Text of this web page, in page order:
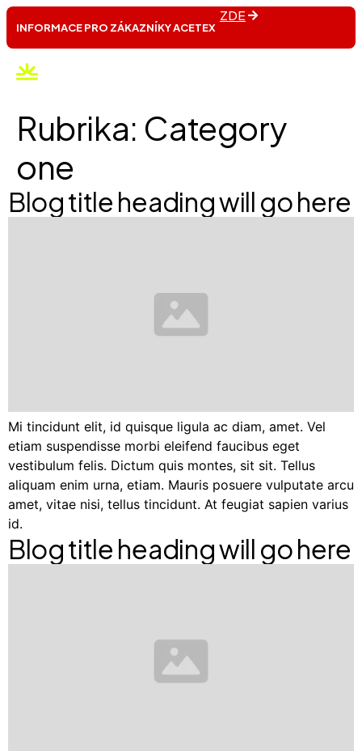
INFORMACE PRO ZÁKAZNÍKY ACETEX
ZDE
Rubrika: Category
one
Blog title heading will go here
Mi tincidunt elit, id quisque ligula ac diam, amet. Vel
etiam suspendisse morbi eleifend faucibus eget
vestibulum felis. Dictum quis montes, sit sit. Tellus
aliquam enim urna, etiam. Mauris posuere vulputate arcu
amet, vitae nisi, tellus tincidunt. At feugiat sapien varius
id.
Blog title heading will go here